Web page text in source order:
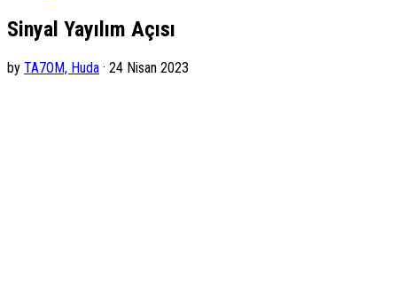
Sinyal Yayılım Açısı
by TA7OM, Huda · 24 Nisan 2023